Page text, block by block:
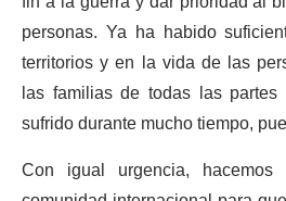
personas. Ya ha habido
territorios y en la vida de las
las familias de todas las
sufrido durante mucho tiempo,
Con igual urgencia,